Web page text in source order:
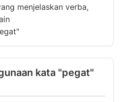
menjelaskan verba,
kata "pegat"